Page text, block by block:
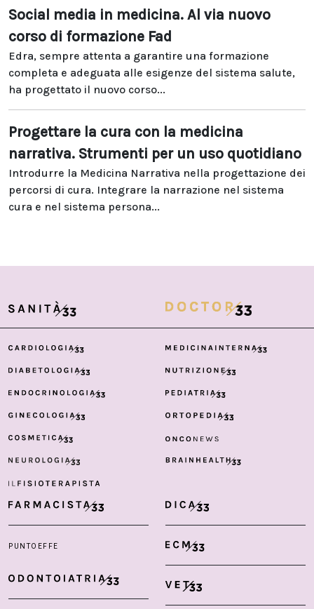
Social media in medicina. Al via nuovo
corso di formazione Fad
Edra, sempre attenta a garantire una formazione
completa e adeguata alle esigenze del sistema salute,
ha progettato il nuovo corso...
Progettare la cura con la medicina
narrativa. Strumenti per un uso quotidiano
Introdurre la Medicina Narrativa nella progettazione dei
percorsi di cura. Integrare la narrazione nel sistema
cura e nel sistema persona...